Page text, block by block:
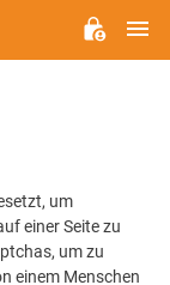
um
einer Seite zu
um zu
einem Menschen